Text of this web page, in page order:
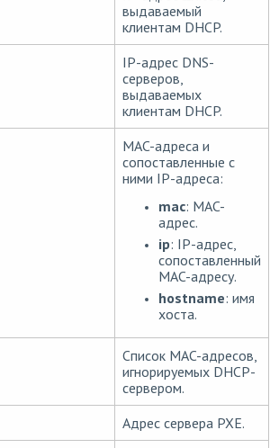
выдаваемый
клиентам DHCP.
IP-адрес DNS-
серверов,
выдаваемых
клиентам DHCP.
MAC-адреса и
сопоставленные с
ними IP-адреса:
mac: MAC-
адрес.
ip: IP-адрес,
сопоставленный
MAC-адресу.
hostname: имя
хоста.
Список MAC-адресов,
игнорируемых DHCP-
сервером.
Адрес сервера PXE.